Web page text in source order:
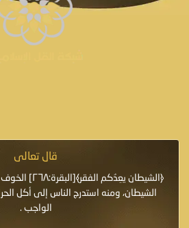
قال تعالى
﴿الشيطان
الشيطان، ومنه استدرج الناس إلى أكل
الواجب .